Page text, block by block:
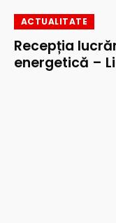
ACTUALITATE
Recepția
energetică –